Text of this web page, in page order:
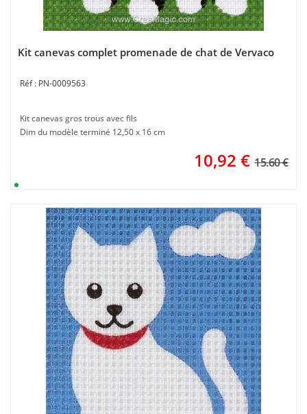
Kit canevas complet promenade de chat de Vervaco
PN-0009563
Kit canevas gros trous avec fils
Dim du modèle terminé 12,50 x 16 cm
10,92 € 15.60 €